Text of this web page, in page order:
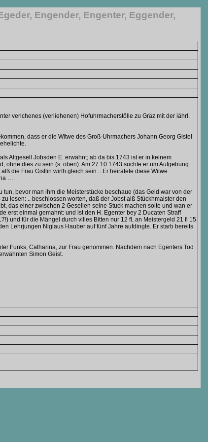
Engender, Engenter, Eggender,
verlchenes (verliehenen) Hofuhrmacherstölle zu Gräz mit der iährl.
dass er die Witwe des Groß-Uhrmachers Johann Georg Gistel
Altgesell Jobsden E. erwähnt; ab da bis 1743 ist er in keinem
ohne dies zu sein (s. oben). Am 27.10.1743 suchte er um Aufgebung
die Frau Gistlin wirth gleich sein .. Er heiratete diese Witwe
….
bevor man ihm die Meisterstücke beschaue (das Geld war von der
lesen: .. beschlossen worten, daß der Jobst alß Stückhmaister den
das einer zwischen 2 Gesellen seine Stuck machen solte und wan er
erst einmal gemahnt: und ist den H. Egenter bey 2 Ducaten Straff
und für die Mängel durch villes Bitten nur 12 fl, an Meistergeld 21 fl 15
Lehrjungen Niglaus Hauber auf fünf Jahre aufdingte. Er starb bereits
Funks, Catharina, zur Frau genommen. Nachdem nach Egenters Tod
Simon Geist.